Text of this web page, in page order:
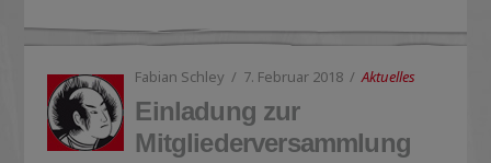
Fabian Schley 7. Februar 2018 Aktuelles
Einladung zur
Mitgliederversammlung